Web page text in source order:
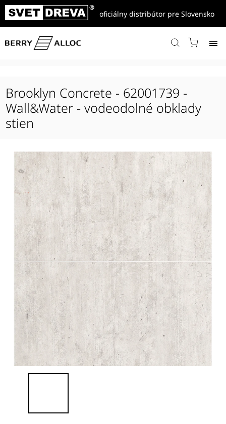
oficiálny distribútor pre Slovensko
Domov / Produkty / Wall&Water - vodeodolné obklady stien
/
Brooklyn Concrete - 62001739 - Wall&Water - vodeodolné obklady
Brooklyn Concrete - 62001739 -
Wall&Water - vodeodolné obklady
stien